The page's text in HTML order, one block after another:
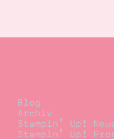
Blog
Archiv
Stampin’ Up!
Stampin’ Up!